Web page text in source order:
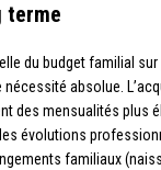
terme
du budget familial
nécessité absolue.
des mensualités plus
évolutions
familiaux